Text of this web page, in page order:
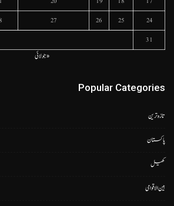
24
25
26
27
31
« جولائی
Popular Categories
تازہ ترین
پاکستان
کھیل
بین الاقوامی